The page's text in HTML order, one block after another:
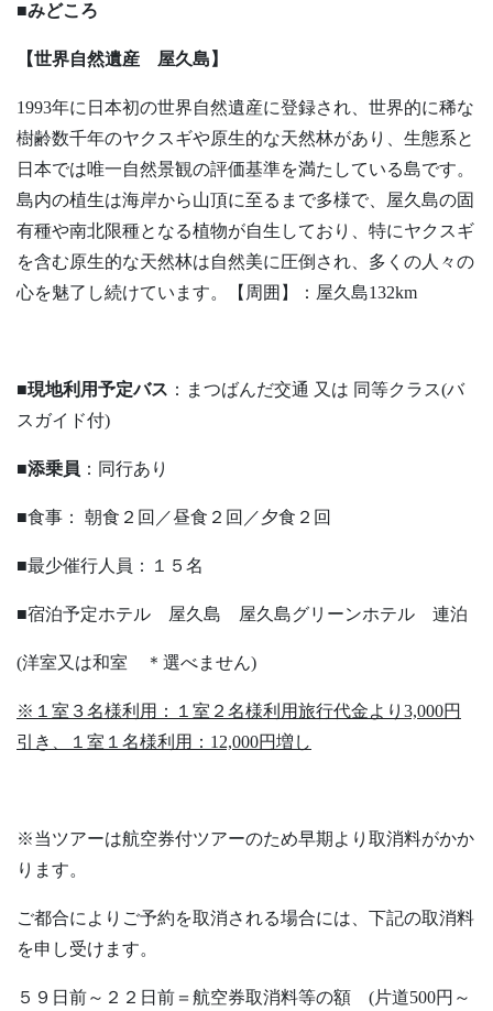
■みどころ
【世界自然遺産 屋久島】
1993年に日本初の世界自然遺産に登録され、世界的に稀な
樹齢数千年のヤクスギや原生的な天然林があり、生態系と
日本では唯一自然景観の評価基準を満たしている島です。
島内の植生は海岸から山頂に至るまで多様で、屋久島の固
有種や南北限種となる植物が自生しており、特にヤクスギ
を含む原生的な天然林は自然美に圧倒され、多くの人々の
心を魅了し続けています。【周囲】：屋久島132km
■現地利用予定バス ：まつばんだ交通 又は 同等クラス(バ
スガイド付)
■添乗員 ：同行あり
■食事： 朝食２回／昼食２回／夕食２回
■最少催行人員：１５名
■宿泊予定ホテル 屋久島 屋久島グリーンホテル 連泊
(洋室又は和室 ＊選べません)
※１室３名様利用：１室２名様利用旅行代金より3,000円
引き、１室１名様利用：12,000円増し
※当ツアーは航空券付ツアーのため早期より取消料がかか
ります。
ご都合によりご予約を取消される場合には、下記の取消料
を申し受けます。
５９日前～２２日前＝航空券取消料等の額 (片道500円～